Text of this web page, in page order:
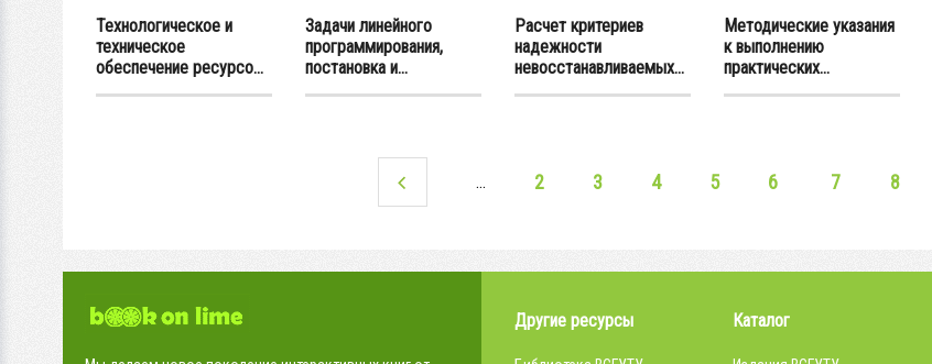
Технологическое и
техническое
обеспечение ресурсо...
Задачи линейного
программирования,
постановка и...
Расчет критериев
надежности
невосстанавливаемых...
Методические указания
к выполнению
практических...
… 2 3 4 5 6 7 8
Другие ресурсы Каталог